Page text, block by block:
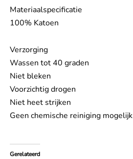
Materiaalspecificatie
100% Katoen
Verzorging
Wassen tot 40 graden
Niet bleken
Voorzichtig drogen
Niet heet strijken
Geen chemische reiniging mogelijk
Gerelateerd